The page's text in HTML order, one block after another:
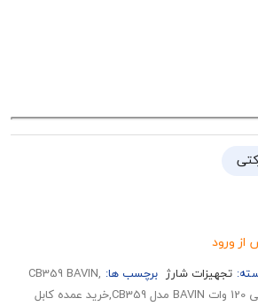
شارژ برچسب ها:
,CB359 BAVIN
type C Cable,کابل تایپ سی 120 وات BAVIN مدل CB359,خرید عمده کابل